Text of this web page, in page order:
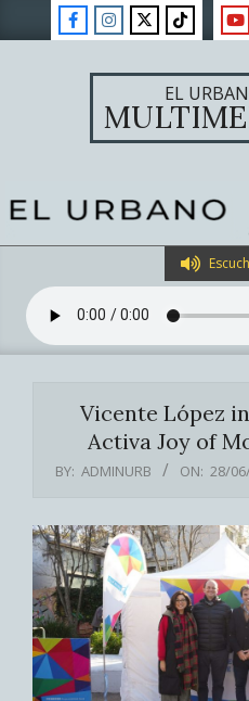
to
EL
Navigation
Menu
Vicente López
Activa Joy of
BY: ADMINURB ON: 28/